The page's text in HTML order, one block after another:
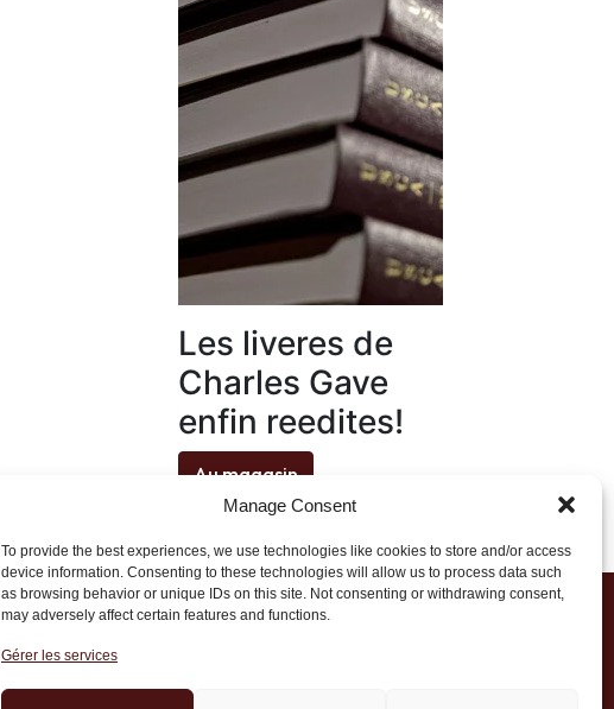
Manage Consent
To provide the best experiences, we use technologies like cookies to store and/or access
device information. Consenting to these technologies will allow us to process data such
as browsing behavior or unique IDs on this site. Not consenting or withdrawing consent,
may adversely affect certain features and functions.
Gérer les services
Les liveres de
Charles Gave
enfin reedites!
Au magasin
+33 (0)1 71 20 45 39